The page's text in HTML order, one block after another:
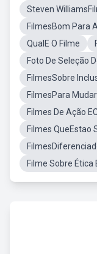
Steven
FilmesBom Para
QualE O Filme
Foto De Seleção
FilmesSobre
FilmesPara
Filmes De Ação
Filmes QueEstao
Filme Sobre Ética